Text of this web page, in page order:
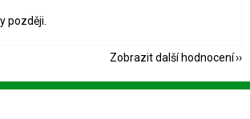
později.
Zobrazit další hodnocení